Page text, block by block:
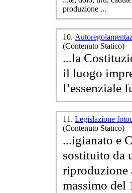
produzione ...
10.
(Contenuto Statico)
...la Costituzione
il luogo
l’essenziale
11. Legislazione
(Contenuto Statico)
...igianato e
sostituito da
riproduzione
massimo del